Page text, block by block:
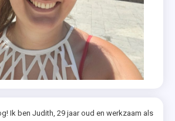
Ik ben Judith, 29 jaar oud en werkzaam als